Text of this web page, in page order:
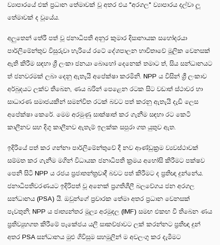
ව්‍යාපාරයේ එක් ප්‍රධාන තේමාවක් වූ අතර එය "අරගල" ව්‍යාපාරය දල්වා ලූ
තේමාවක් ද වූයේය.
අලුතෙන් තේරී පත් වූ ජනාධිපති අනුර කුමාර දිසානායක සහෝදරයා
පාර්ලිමේන්තුව විසුරුවා හැරියේ රටේ දේශපාලන භාවිතාවේ මූලික වෙනසක්
ඇති කිරීම සඳහා ශ්‍රී ලංකා ජනයා බොහෝ දෙනෙක් තමාට ත්, සිය සන්ධානයට
ත් ජනවරමක් ලබා දෙනු ඇතැයි අපේක්ෂා කරමිනි. NPP ය විසින් ශ්‍රී ලංකාව
අර්බුදයට ලක්ව තිබෙන, ණය බරින් පෙළෙන රටක සිට වඩාත් ස්ථාවර හා
සාධාරණ සමාජයකින් සමන්විත රටක් බවට පත් කරනු ඇතැයි දැඩි ලෙස
අපේක්ෂා කෙරේ. මෙම අරමුණු සාක්ෂාත් කර ගැනීම සඳහා රට කෙටි
කාලීනව සහ දිගු කාලීනව ඇතැම් ඉලක්ක සපුරා ගත යුතුව ඇත.
ඉදිරියේ පත් කර ගන්නා පාර්ලිමේන්තුවේ දී නව ආණ්ඩුක්‍රම ව්‍යවස්ථාවක්
සම්මත කර ගැනීම මගින් විධායක ජනාධිපති ක්‍රමය අහෝසි කිරීමට පක්ෂව
පෙනී සිටි NPP ය රජය ප්‍රජාතන්ත්‍රවාදී බවට පත් කිරීමට ද ප්‍රතිඥා දුන්නේය.
ජනාධිපතිවරණයට ඉදිරිපත් වූ අනෙක් ප්‍රගතිශීලී බලවේගය ජන අරගල
සන්ධානය (PSA) යි. ඔවුන්ගේ ප්‍රචාරක තේමා අතර ප්‍රධාන වෙනසක්
පැවතුනි; NPP ය ජාත්‍යන්තර මූල්‍ය අරමුදල (IMF) සමඟ එකඟ වී තිබෙන ණය
ප්‍රතිව්‍යුහගත කිරීමේ පැකේජය යලි සාකච්ඡාවට ලක් කරන්නට ප්‍රතිඥා දුන්
අතර PSA සන්ධානය මුළු ගිවිසුම සහමුලින් ම අවලංගු කර දැමීමට